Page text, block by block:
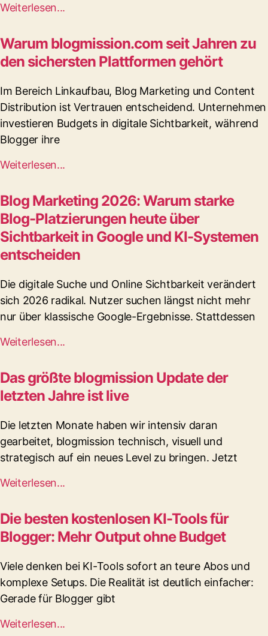
Weiterlesen...
Warum blogmission.com seit Jahren zu
den sichersten Plattformen gehört
Im Bereich Linkaufbau, Blog Marketing und Content
Distribution ist Vertrauen entscheidend. Unternehmen
investieren Budgets in digitale Sichtbarkeit, während
Blogger ihre
Weiterlesen...
Blog Marketing 2026: Warum starke
Blog-Platzierungen heute über
Sichtbarkeit in Google und KI-Systemen
entscheiden
Die digitale Suche und Online Sichtbarkeit verändert
sich 2026 radikal. Nutzer suchen längst nicht mehr
nur über klassische Google-Ergebnisse. Stattdessen
Weiterlesen...
Das größte blogmission Update der
letzten Jahre ist live
Die letzten Monate haben wir intensiv daran
gearbeitet, blogmission technisch, visuell und
strategisch auf ein neues Level zu bringen. Jetzt
Weiterlesen...
Die besten kostenlosen KI-Tools für
Blogger: Mehr Output ohne Budget
Viele denken bei KI-Tools sofort an teure Abos und
komplexe Setups. Die Realität ist deutlich einfacher:
Gerade für Blogger gibt
Weiterlesen...